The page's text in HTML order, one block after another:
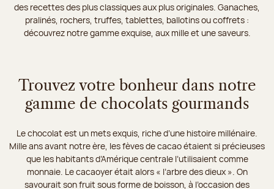
des recettes des plus classiques aux plus originales. Ganaches,
pralinés, rochers, truffes, tablettes, ballotins ou coffrets :
découvrez notre gamme exquise, aux mille et une saveurs.
Trouvez votre bonheur dans notre
gamme de chocolats gourmands
Le chocolat est un mets exquis, riche d’une histoire millénaire.
Mille ans avant notre ère, les fèves de cacao étaient si précieuses
que les habitants d’Amérique centrale l’utilisaient comme
monnaie. Le cacaoyer était alors « l’arbre des dieux ». On
savourait son fruit sous forme de boisson, à l’occasion des